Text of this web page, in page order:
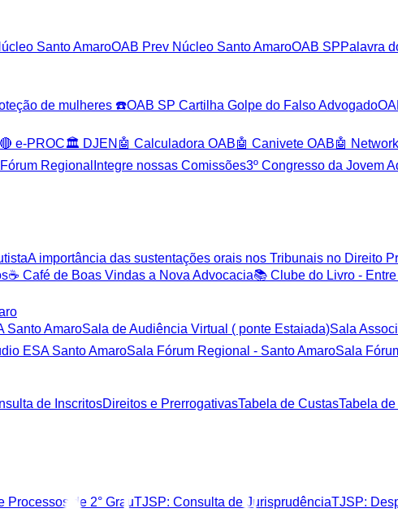
Santo AmaroOAB Prev Núcleo Santo AmaroOAB SPPalavra
de mulheres ☎️OAB SP Cartilha Golpe do Falso Advogado
🔴 e-PROC🏛️ DJEN 🤖 Calculadora OAB🤖 Canivete OAB🤖
Fórum Regional Integre nossas Comissões3º Congresso da Jovem
A importância das sustentações orais nos Tribunais no Direito
☕ Café de Boas Vindas a Nova Advocacia📚 Clube do Livro -
Santo AmaroSala de Audiência Virtual ( ponte Estaiada)Sala
ESA Santo AmaroSala Fórum Regional - Santo AmaroSala
de InscritosDireitos e PrerrogativasTabela de CustasTabela
Processos de 2° GrauTJSP: Consulta de JurisprudênciaTJSP: